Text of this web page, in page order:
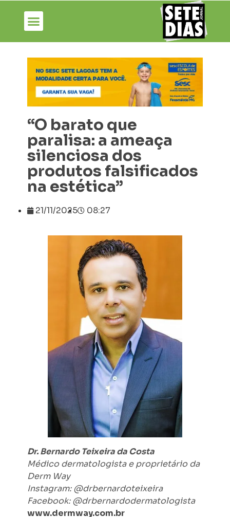
“O barato que
paralisa: a ameaça
silenciosa dos
produtos falsificados
na estética”
21/11/2025 08:27
Dr. Bernardo Teixeira da Costa
Médico dermatologista e proprietário da
Derm Way
Instagram: @drbernardoteixeira
Facebook: @drbernardodermatologista
www.dermway.com.br